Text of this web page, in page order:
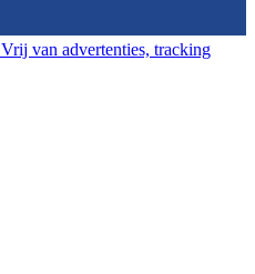
Vrij van advertenties, tracking